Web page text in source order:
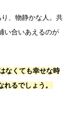
、物静かな人。共
い合いあえるのが
なくても幸せな時
るでしょう。